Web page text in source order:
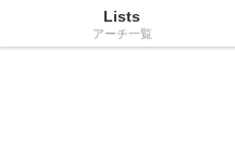
Lists
アーチ一覧